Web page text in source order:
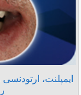
ایمپلنت،